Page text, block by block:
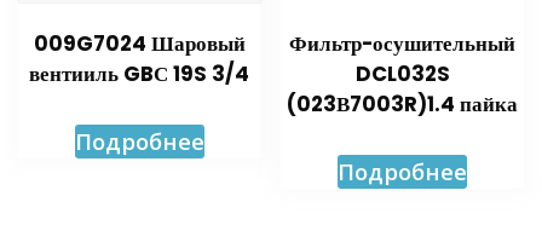
009G7024 Шаровый
вентииль GBС 19S 3/4
Подробнее
Фильтр-осушительный
DCL032S
(023В7003R)1.4 пайка
Подробнее